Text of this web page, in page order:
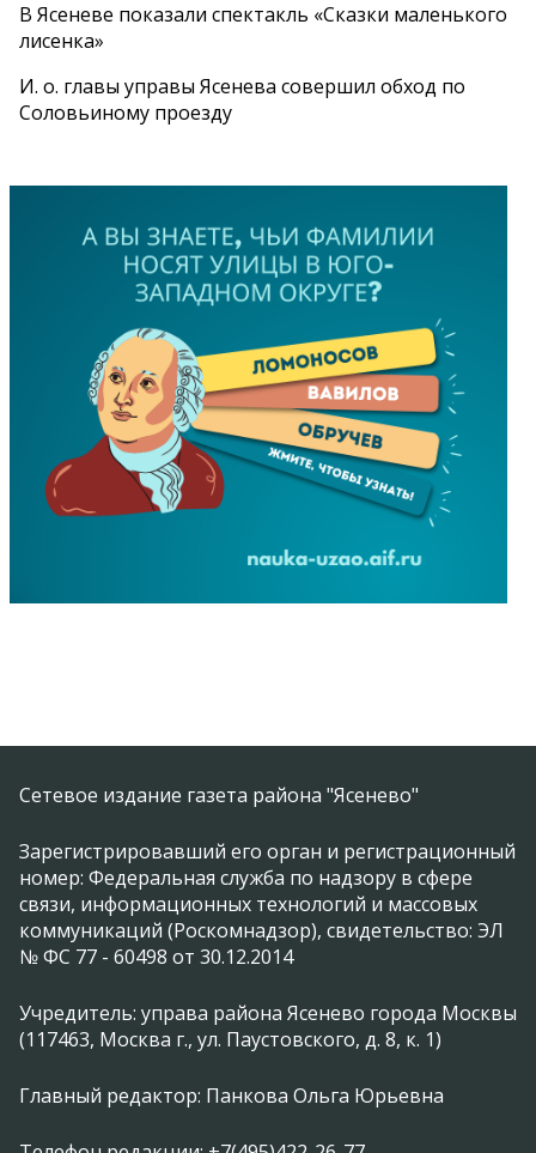
В Ясеневе показали спектакль «Сказки маленького
лисенка»
И. о. главы управы Ясенева совершил обход по
Соловьиному проезду
Сетевое издание газета района "Ясенево"
Зарегистрировавший его орган и регистрационный
номер: Федеральная служба по надзору в сфере
связи, информационных технологий и массовых
коммуникаций (Роскомнадзор), свидетельство: ЭЛ
№ ФС 77 - 60498 от 30.12.2014
Учредитель: управа района Ясенево города Москвы
(117463, Москва г., ул. Паустовского, д. 8, к. 1)
Главный редактор: Панкова Ольга Юрьевна